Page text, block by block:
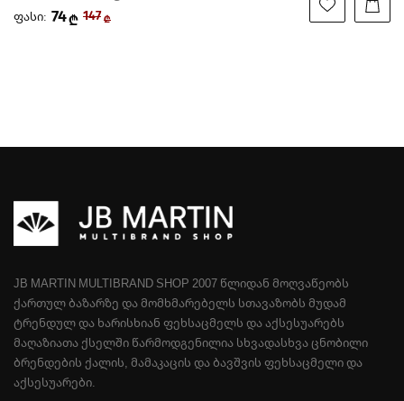
ფასი: 74₾ 147 ₾
JB MARTIN MULTIBRAND SHOP 2007 ᲬᲚᲘᲓᲐᲜ ᲛᲝᲦᲕᲐᲬᲔᲝᲑᲡ
ᲥᲐᲠᲗᲣᲚ ᲑᲐᲖᲐᲠᲖᲔ ᲓᲐ ᲛᲝᲛᲮᲛᲐᲠᲔᲑᲔᲚᲡ ᲡᲗᲐᲕᲐᲖᲝᲑᲡ ᲛᲣᲓᲐᲛ
ᲢᲠᲔᲜᲓᲣᲚ ᲓᲐ ᲮᲐᲠᲘᲡᲮᲘᲐᲜ ᲤᲔᲮᲡᲐᲪᲛᲔᲚᲡ ᲓᲐ ᲐᲥᲡᲔᲡᲣᲐᲠᲔᲑᲡ
ᲛᲐᲦᲐᲖᲘᲐᲗᲐ ᲥᲡᲔᲚᲨᲘ ᲬᲐᲠᲛᲝᲓᲒᲔᲜᲘᲚᲘᲐ ᲡᲮᲕᲐᲓᲐᲡᲮᲕᲐ ᲪᲜᲝᲑᲘᲚᲘ
ᲑᲠᲔᲜᲓᲔᲑᲘᲡ ᲥᲐᲚᲘᲡ, ᲛᲐᲛᲐᲙᲐᲪᲘᲡ ᲓᲐ ᲑᲐᲕᲨᲕᲘᲡ ᲤᲔᲮᲡᲐᲪᲛᲔᲚᲘ ᲓᲐ
ᲐᲥᲡᲔᲡᲣᲐᲠᲔᲑᲘ.